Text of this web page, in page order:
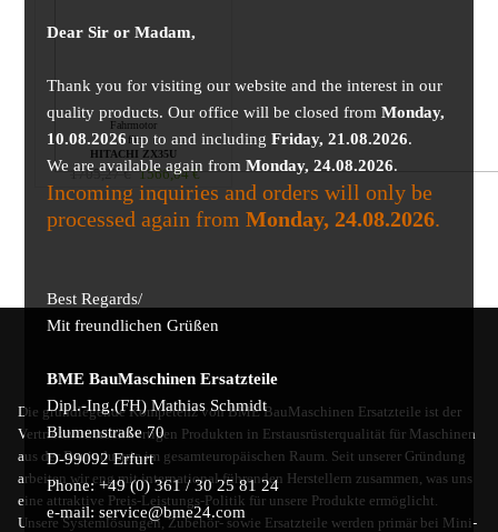
Dear Sir or Madam,
Thank you for visiting our website and the interest in our
quality products. Our office will be closed fromMonday,
10.08.2026up to and includingFriday, 21.08.2026.
We are available again fromMonday, 24.08.2026.
Incoming inquiries and orders will only be
processed again fromMonday, 24.08.2026.
Best Regards/
Mit freundlichen Grüßen
BME BauMaschinen Ersatzteile
Dipl.-Ing.(FH) Mathias Schmidt
Blumenstraße 70
D-99092 Erfurt
Phone: +49 (0) 361 / 30 25 81 24
e-mail: service@bme24.com
Fahrmotor
für
HITACHI ZX35U
1705,27€ 1566,04€
Die grundlegende Kompetenz von BME BauMaschinen Ersatzteile ist der
Vertrieb von hochwertigen Produkten in Erstausrüsterqualität für Maschinen
aus der Bauindustrie im gesamteuropäischen Raum. Seit unserer Gründung
arbeiten wir eng mit international führenden Herstellern zusammen, was uns
eine attraktive Preis-Leistungs-Politik für unsere Produkte ermöglicht.
Unsere Systemlösungen, Zubehör- sowie Ersatzteile werden primär bei Mini-